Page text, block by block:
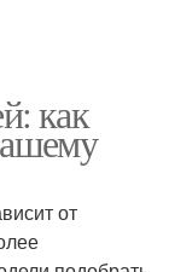
как
от